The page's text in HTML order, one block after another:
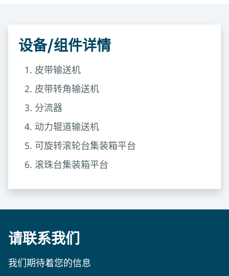
设备/组件详情
皮带输送机
皮带转角输送机
分流器
动力辊道输送机
可旋转滚轮台集装箱平台
滚珠台集装箱平台
请联系我们
我们期待着您的信息